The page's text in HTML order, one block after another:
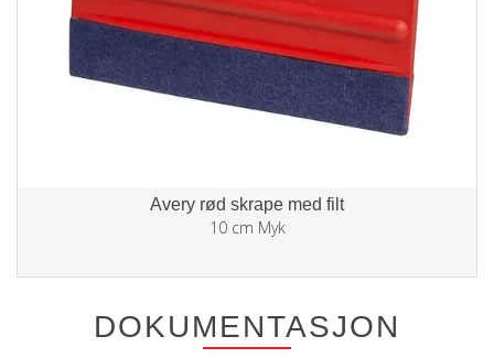
Avery rød skrape med filt
10 cm Myk
DOKUMENTASJON